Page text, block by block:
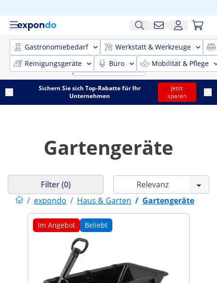
Gastronomiebedarf
Werkstatt & Werkzeuge
Reinigungsgeräte
Büro Mobilität & Pflege
Sichern Sie sich Top-Rabatte für Ihr
Unternehmen
Jetzt
sparen
Gartengeräte
/ expondo / Haus & Garten / Gartengeräte
Filter (0)
Im Angebot Beliebt